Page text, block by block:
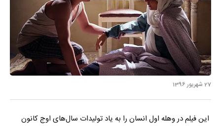
27 شهریور 1396
این فیلم در وهله اول انسان را به یاد تولیدات سال‌های اوج کانون